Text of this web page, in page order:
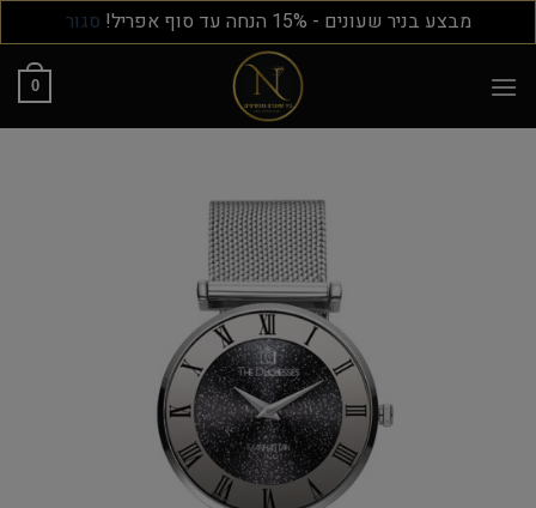
מבצע בניר שעונים - 15% הנחה עד סוף אפריל! סגור
0